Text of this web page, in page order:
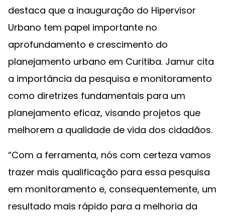
destaca que a inauguração do Hipervisor
Urbano tem papel importante no
aprofundamento e crescimento do
planejamento urbano em Curitiba. Jamur cita
a importância da pesquisa e monitoramento
como diretrizes fundamentais para um
planejamento eficaz, visando projetos que
melhorem a qualidade de vida dos cidadãos.
“Com a ferramenta, nós com certeza vamos
trazer mais qualificação para essa pesquisa
em monitoramento e, consequentemente, um
resultado mais rápido para a melhoria da